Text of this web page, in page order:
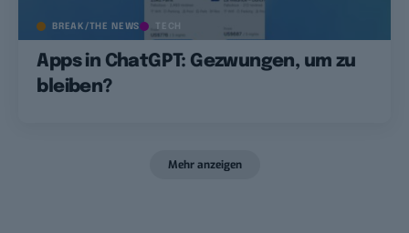
BREAK/THE NEWS TECH
Apps in ChatGPT: Gezwungen, um zu
bleiben?
Mehr anzeigen